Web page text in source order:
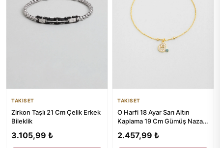
TAKISET
Zirkon Taşlı 21 Cm Çelik Erkek
Bileklik
3.105,99 ₺
TAKISET
O Harfi 18 Ayar Sarı Altın
Kaplama 19 Cm Gümüş Nazar
2.457,99 ₺